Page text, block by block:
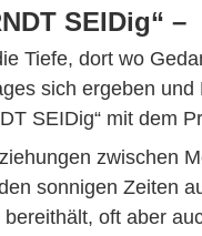
SEIDig“
Tiefe, dort wo
sich ergeben
SEIDig“ mit dem
zwischen
sonnigen Zeiten
oft aber